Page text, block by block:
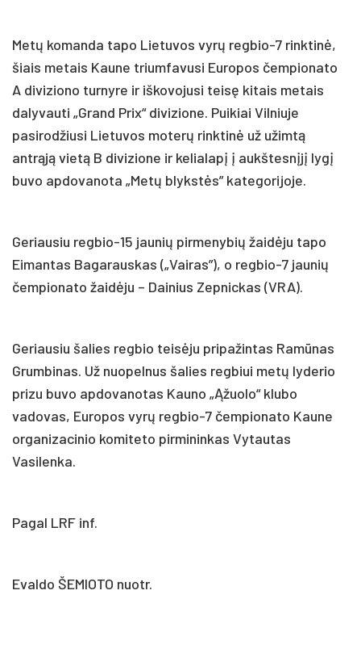
Metų komanda tapo Lietuvos vyrų regbio-7 rinktinė,
šiais metais Kaune triumfavusi Europos čempionato
A diviziono turnyre ir iškovojusi teisę kitais metais
dalyvauti „Grand Prix“ divizione. Puikiai Vilniuje
pasirodžiusi Lietuvos moterų rinktinė už užimtą
antrąją vietą B divizione ir kelialapį į aukštesnįjį lygį
buvo apdovanota „Metų blykstės” kategorijoje.
Geriausiu regbio-15 jaunių pirmenybių žaidėju tapo
Eimantas Bagarauskas („Vairas”), o regbio-7 jaunių
čempionato žaidėju – Dainius Zepnickas (VRA).
Geriausiu šalies regbio teisėju pripažintas Ramūnas
Grumbinas. Už nuopelnus šalies regbiui metų lyderio
prizu buvo apdovanotas Kauno „Ąžuolo“ klubo
vadovas, Europos vyrų regbio-7 čempionato Kaune
organizacinio komiteto pirmininkas Vytautas
Vasilenka.
Pagal LRF inf.
Evaldo ŠEMIOTO nuotr.